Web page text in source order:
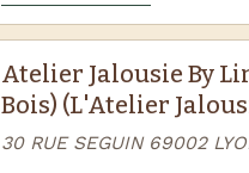
Atelier Jalousie By
Bois) (L'Atelier
30 RUE SEGUIN 69002